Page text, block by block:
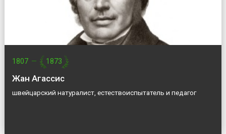
1807 — 1873
Жан Агассис
швейцарский натуралист, естествоиспытатель и педагог